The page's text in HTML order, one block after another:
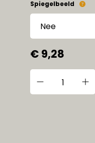
Spiegelbeeld
€ 9,28